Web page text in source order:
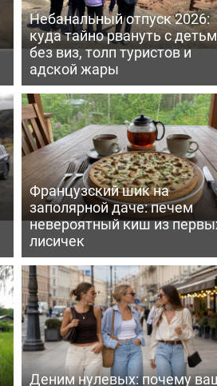
Небанальный отпуск 2026:
куда тайно рвануть с
без виз, толп туристов и
адской жары
Французский шик на
заполярной даче: печем
невероятный киш из
лисичек
Деним нулевых: почему